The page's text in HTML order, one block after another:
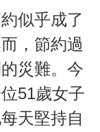
似乎成了
，節約過
災難。今
51歲女子
天堅持自